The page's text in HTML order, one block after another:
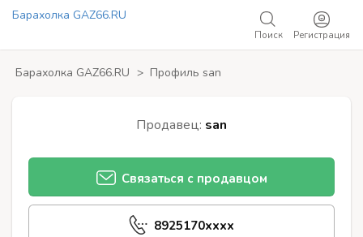
Барахолка GAZ66.RU
Регистрация
Поиск
Барахолка GAZ66.RU > Профиль san
Продавец: san
Связаться с продавцом
8925170xxxx